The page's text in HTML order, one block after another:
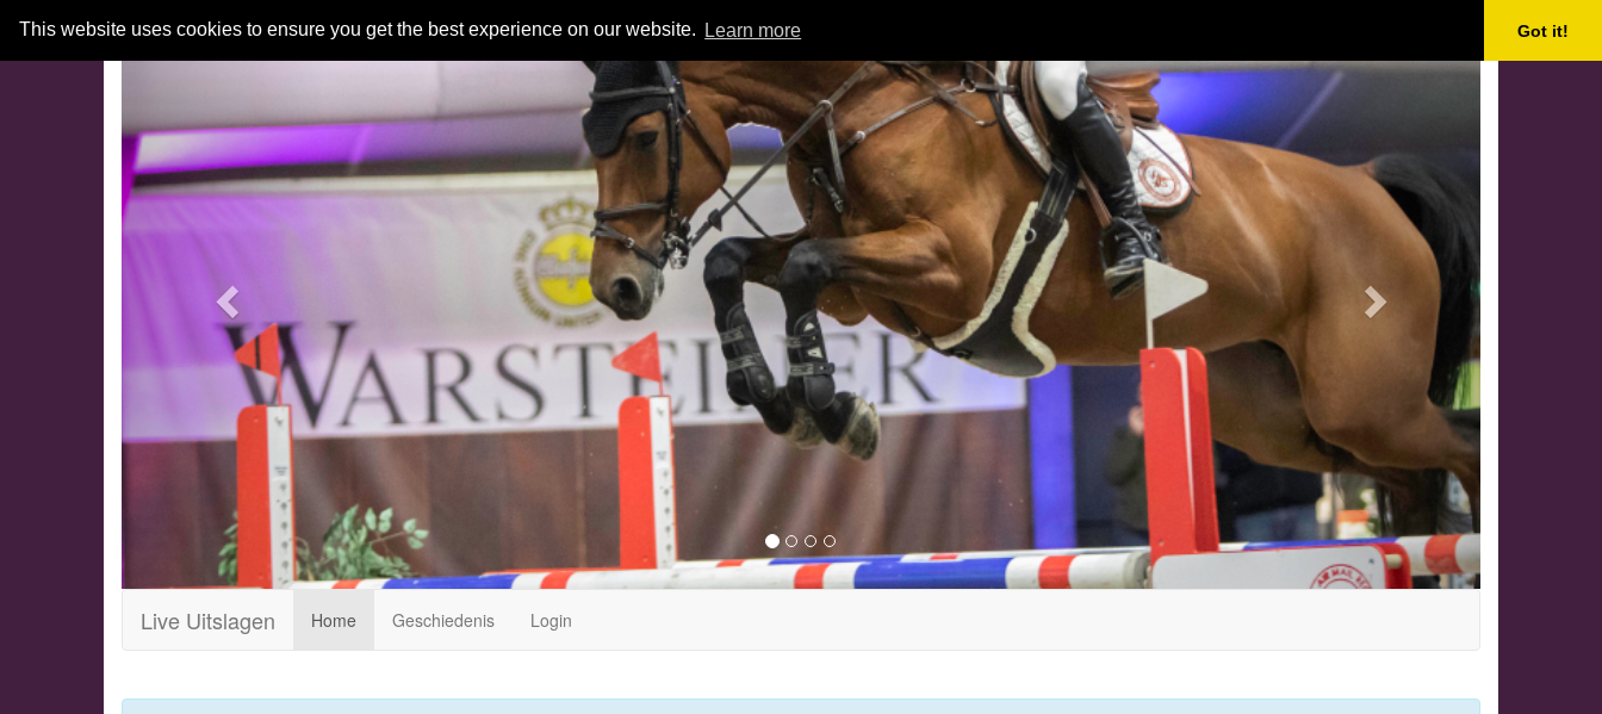
This website uses cookies to ensure you get the best experience on our website. Learn more Got it!
Previous
Live Uitslagen Home Geschiedenis Login